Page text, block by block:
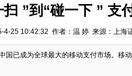
扫 ”到“碰一下 ” 支
4-25 10:42:32 作者：温 婷 来源：上海
国已成为全球最大的移动支付市场。移